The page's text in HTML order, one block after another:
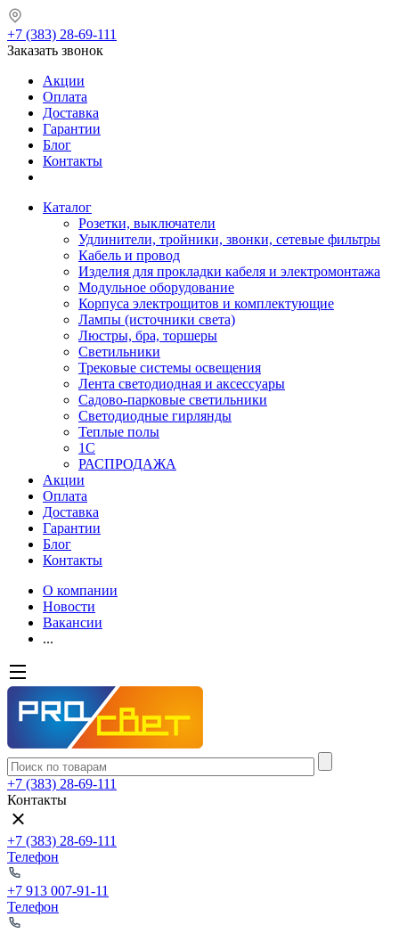
+7 (383) 28-69-111
Заказать звонок
Акции
Оплата
Доставка
Гарантии
Блог
Контакты
Каталог
Розетки, выключатели
Удлинители, тройники, звонки, сетевые фильтры
Кабель и провод
Изделия для прокладки кабеля и электромонтажа
Модульное оборудование
Корпуса электрощитов и комплектующие
Лампы (источники света)
Люстры, бра, торшеры
Светильники
Трековые системы освещения
Лента светодиодная и аксессуары
Садово-парковые светильники
Светодиодные гирлянды
Теплые полы
1С
РАСПРОДАЖА
Акции
Оплата
Доставка
Гарантии
Блог
Контакты
О компании
Новости
Вакансии
...
+7 (383) 28-69-111
Контакты
+7 (383) 28-69-111
Телефон
+7 913 007-91-11
Телефон